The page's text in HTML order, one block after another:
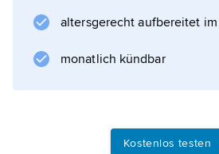
Informationen zum
altersgerecht aufbereitet
monatlich kündbar
Kostenlos testen